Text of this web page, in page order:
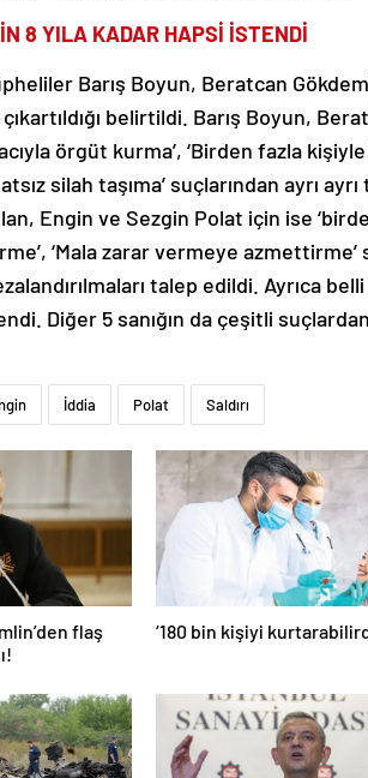
8 YILA KADAR HAPSİ İSTENDİ
Barış Boyun, Beratcan
belirtildi. Barış Boyun,
örgüt kurma’, ‘Birden fazla
silah taşıma’ suçlarından ayrı
Engin ve Sezgin Polat için ise
‘Mala zarar vermeye azmettirme’
talep edildi. Ayrıca
Diğer 5 sanığın da çeşitli
İddia Polat Saldırı
flaş
‘180 bin kişiyi